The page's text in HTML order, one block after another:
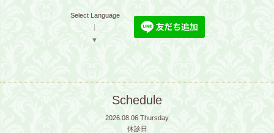
Select Language
▼
Schedule
2026.08.06 Thursday
休診日